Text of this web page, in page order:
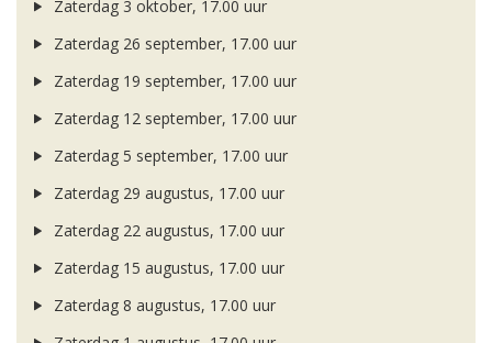
Zaterdag 3 oktober, 17.00 uur
Zaterdag 26 september, 17.00 uur
Zaterdag 19 september, 17.00 uur
Zaterdag 12 september, 17.00 uur
Zaterdag 5 september, 17.00 uur
Zaterdag 29 augustus, 17.00 uur
Zaterdag 22 augustus, 17.00 uur
Zaterdag 15 augustus, 17.00 uur
Zaterdag 8 augustus, 17.00 uur